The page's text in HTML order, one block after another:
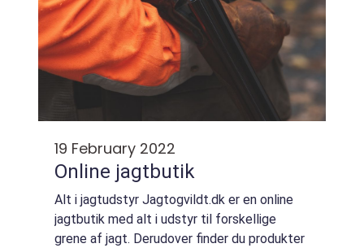
19 February 2022
Online jagtbutik
Alt i jagtudstyr Jagtogvildt.dk er en online
jagtbutik med alt i udstyr til forskellige
grene af jagt. Derudover finder du produkter